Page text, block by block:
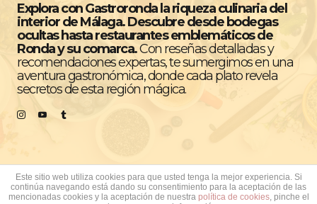
Explora con Gastroronda la riqueza culinaria del
interior de Málaga. Descubre desde bodegas
ocultas hasta restaurantes emblemáticos de
Ronda y su comarca.Con reseñas detalladas y
recomendaciones expertas, te sumergimos en una
aventura gastronómica, donde cada plato revela
secretos de esta región mágica.
Todos los derechos reservados © GastroRonda
Este sitio web utiliza cookies para que usted tenga la mejor experiencia. Si
continúa navegando está dando su consentimiento para la aceptación de las
mencionadas cookies y la aceptación de nuestra política de cookies, pinche el